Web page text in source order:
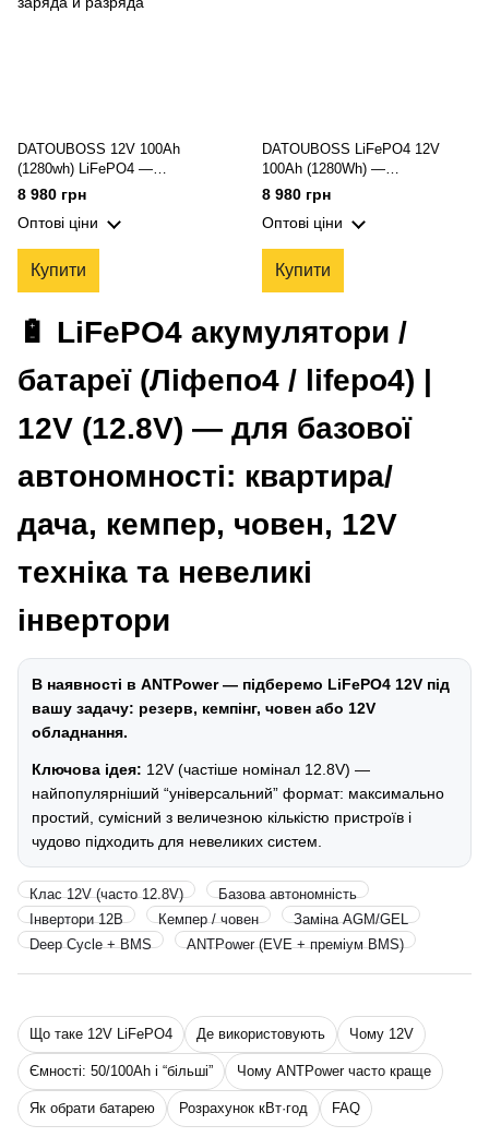
DATOUBOSS 12V 100Ah
(1280wh) LiFePO4 —
акумуляторна батарея, 4000+
циклів, з BMS для автономних
та сонячних систем
8 980 грн
Оптові ціни
Купити
DATOUBOSS LiFePO4 12V
100Ah (1280Wh) —
акумуляторна батарея, 4000+
циклів, BMS, версія B01 (EU)
8 980 грн
Оптові ціни
Купити
🔋 LiFePO4 акумулятори /
батареї (Ліфепо4 / lifepo4) |
12V (12.8V) — для базової
автономності: квартира/
дача, кемпер, човен, 12V
техніка та невеликі
інвертори
В наявності в ANTPower — підберемо LiFePO4 12V під
вашу задачу: резерв, кемпінг, човен або 12V
обладнання.
Ключова ідея: 12V (частіше номінал 12.8V) —
найпопулярніший “універсальний” формат: максимально
простий, сумісний з величезною кількістю пристроїв і
чудово підходить для невеликих систем.
Клас 12V (часто 12.8V)
Базова автономність
Інвертори 12В
Кемпер / човен
Заміна AGM/GEL
Deep Cycle + BMS
ANTPower (EVE + преміум BMS)
Що таке 12V LiFePO4 Де використовують Чому 12V
Ємності: 50/100Ah і “більші” Чому ANTPower часто краще
Як обрати батарею Розрахунок кВт·год FAQ